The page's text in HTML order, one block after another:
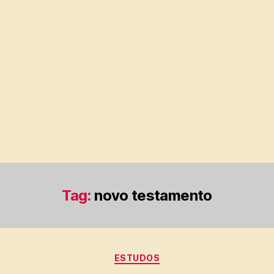
Tag: novo testamento
Categorias
ESTUDOS